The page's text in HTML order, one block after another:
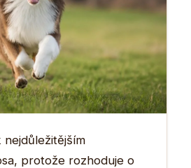
nejdůležitějším
protože rozhoduje o